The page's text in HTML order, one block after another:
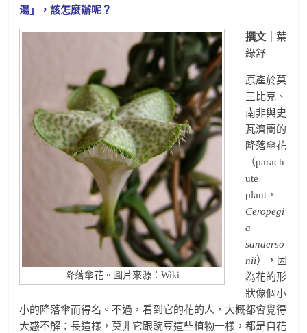
湯」，該怎麼辦呢？
降落傘花。圖片來源：Wiki
撰文｜葉
綠舒
原產於莫
三比克、
南非與史
瓦濟蘭的
降落傘花
（parach
ute
plant，
Ceropegi
a
sanderso
nii），因
為花的形
狀像個小
小的降落傘而得名。不過，看到它的花的人，大概都會覺得
大惑不解：長這樣，莫非它跟豌豆這些植物一樣，都是自花